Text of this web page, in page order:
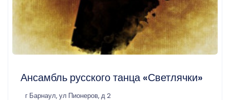
Ансамбль русского танца «Светлячки»
г Барнаул, ул Пионеров, д 2